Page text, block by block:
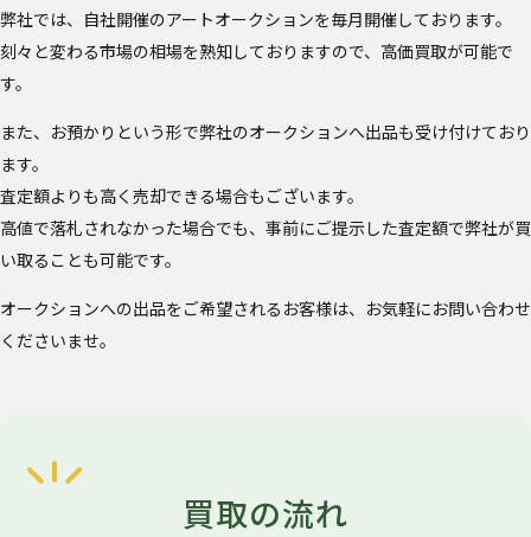
弊社では、自社開催のアートオークションを毎月開催しております。
刻々と変わる市場の相場を熟知しておりますので、高価買取が可能で
す。
また、お預かりという形で弊社のオークションへ出品も受け付けており
ます。
査定額よりも高く売却できる場合もございます。
高値で落札されなかった場合でも、事前にご提示した査定額で弊社が買
い取ることも可能です。
オークションへの出品をご希望されるお客様は、お気軽にお問い合わせ
くださいませ。
買取の流れ